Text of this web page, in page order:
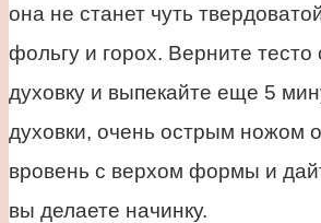
она не станет чуть
фольгу и горох. Верните тесто
духовку и выпекайте еще 5
духовки, очень острым ножом
вровень с верхом формы и
вы делаете начинку.